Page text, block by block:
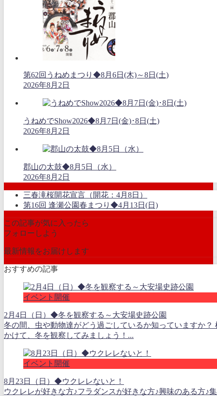
第62回うねめまつり◆8月6日(木)～8日(土)
2026年8月2日
うねめでShow2026◆8月7日(金)･8日(土)
2026年8月2日
郡山の太鼓◆8月5日（水）
2026年8月2日
三春滝桜開花宣言（開花：4月8日）
第16回 逢瀬公園春まつり◆4月13日(日)
この記事が気に入ったら
フォローしよう
最新情報をお届けします
おすすめの記事
イベント開催
2月4日（日）◆冬を観察する～大安場史跡公園
冬の間、虫や動物達がどう過ごしているか知っていますか
かけて、冬を観察してみましょう！...
イベント開催
8月23日（日）◆ウクレレないと！
ウクレレが好きな方♪フラダンスが好きな方♪興味のある方♪